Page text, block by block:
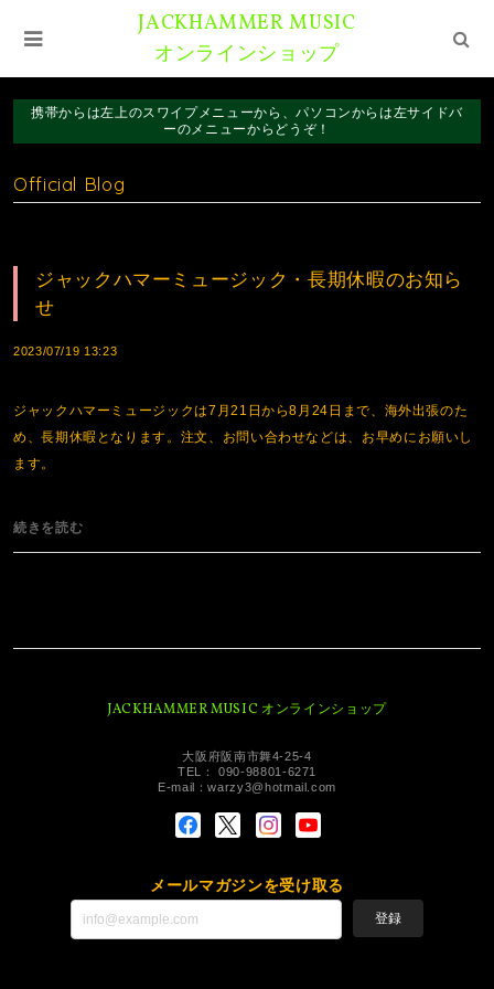
JACKHAMMER MUSIC
オンラインショップ
携帯からは左上のスワイプメニューから、パソコンからは左サイドバ
ーのメニューからどうぞ！
Official Blog
ジャックハマーミュージック・長期休暇のお知ら
せ
2023/07/19 13:23
ジャックハマーミュージックは7月21日から8月24日まで、海外出張のた
め、長期休暇となります。注文、お問い合わせなどは、お早めにお願いし
ます。
続きを読む
JACKHAMMER MUSIC オンラインショップ
大阪府阪南市舞4-25-4
TEL： 090-98801-6271
E-mail：warzy3@hotmail.com
メールマガジンを受け取る
登録